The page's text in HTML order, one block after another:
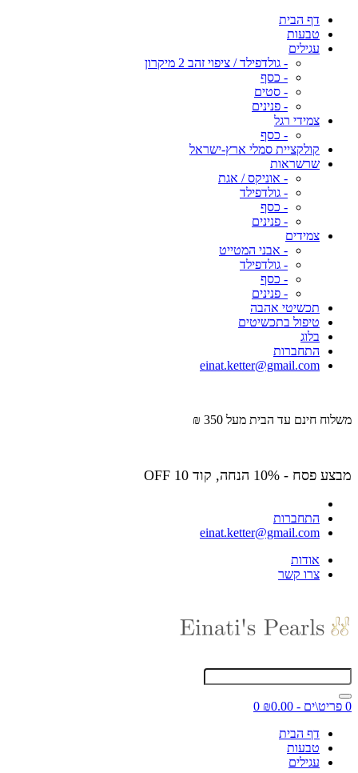
דף הבית
טבעות
עגילים
- גולדפילד / ציפוי זהב 2 מיקרון
- כסף
- סטים
- פנינים
צמידי רגל
- כסף
קולקציית סמלי ארץ-ישראל
שרשראות
- אוניקס / אגת
- גולדפילד
- כסף
- פנינים
צמידים
- אבני המטייט
- גולדפילד
- כסף
- פנינים
תכשיטי אהבה
טיפול בתכשיטים
בלוג
התחברות
einat.ketter@gmail.com
משלוח חינם עד הבית מעל 350 ₪
מבצע פסח - 10% הנחה, קוד OFF 10
התחברות
einat.ketter@gmail.com
אודות
צרו קשר
0 פריט\ים - ₪0.00
0
דף הבית
טבעות
עגילים